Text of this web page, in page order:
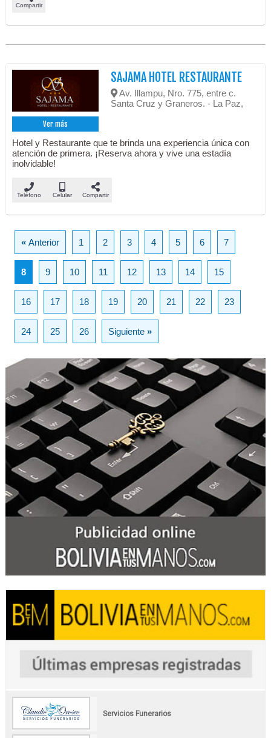
Compartir
Ver más
SAJAMA HOTEL RESTAURANTE
Av. Illampu, Nro. 775, entre c.
Santa Cruz y Graneros. - La Paz,
Hotel y Restaurante que te brinda una experiencia única con
atención de primera. ¡Reserva ahora y vive una estadía
inolvidable!
Teléfono Celular Compartir
«Anterior 1 2 3 4 5 6 7
8 9 10 11 12 13 14 15
16 17 18 19 20 21 22 23
24 25 26 Siguiente»
Servicios Funerarios